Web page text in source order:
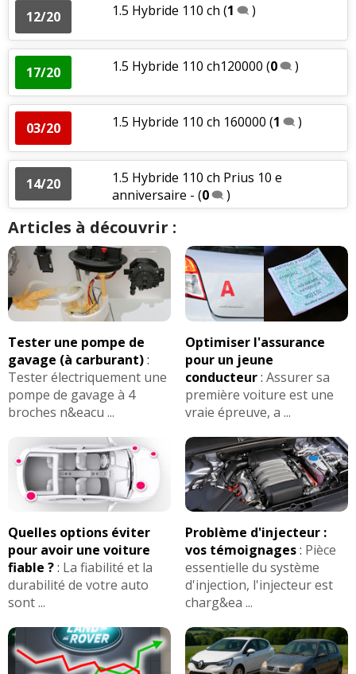
12/20 1.5 Hybride 110 ch (1 )
17/20 1.5 Hybride 110 ch120000 (0 )
03/20 1.5 Hybride 110 ch 160000 (1 )
14/20
1.5 Hybride 110 ch Prius 10 e
anniversaire - (0 )
Articles à découvrir :
Tester une pompe de
gavage (à carburant):
Tester électriquement une
pompe de gavage à 4
broches n&eacu ...
Optimiser l'assurance
pour un jeune
conducteur: Assurer sa
première voiture est une
vraie épreuve, a ...
Quelles options éviter
pour avoir une voiture
fiable ?: La fiabilité et la
durabilité de votre auto
sont ...
Problème d'injecteur :
vos témoignages: Pièce
essentielle du système
d'injection, l'injecteur est
charg&ea ...